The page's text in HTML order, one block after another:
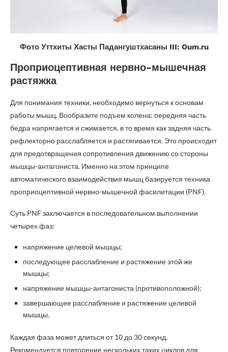
Фото Уттхиты Хасты Падангуштхасаны III: Oum.ru
Проприоцептивная нервно-мышечная
растяжка
Для понимания техники, необходимо вернуться к основам
работы мышц. Вообразите подъем колена: передняя часть
бедра напрягается и сжимается, в то время как задняя часть
рефлекторно расслабляется и растягивается. Это происходит
для предотвращения сопротивления движению со стороны
мышцы-антагониста. Именно на этом принципе
автоматического взаимодействия мышц базируется техника
проприоцептивной нервно-мышечной фасилитации (PNF).
Суть PNF заключается в последовательном выполнении
четырех фаз:
напряжение целевой мышцы;
последующее расслабление и растяжение этой же
мышцы;
напряжение мышцы-антагониста (противоположной);
завершающее расслабление и растяжение целевой
мышцы.
Каждая фаза может длиться от 10 до 30 секунд.
Рекомендуется повторение нескольких таких циклов для